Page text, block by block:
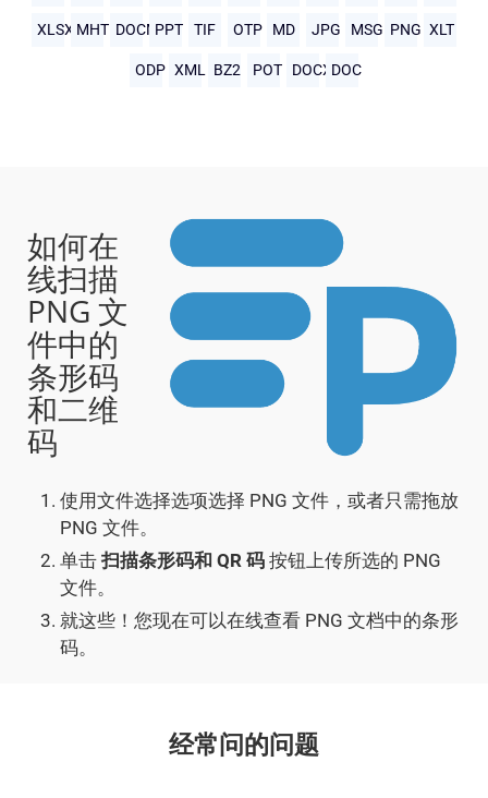
XLSX MHTMLDOCMPPT TIF OTP MD JPG MSG PNG XLT
ODP XML BZ2 POT DOCX DOC
如何在
线扫描
PNG 文
件中的
条形码
和二维
码
使用文件选择选项选择 PNG 文件，或者只需拖放
PNG 文件。
单击 扫描条形码和 QR 码 按钮上传所选的 PNG
文件。
就这些！您现在可以在线查看 PNG 文档中的条形
码。
经常问的问题